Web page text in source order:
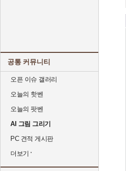
공통 커뮤니티
오픈 이슈 갤러리
오늘의 핫벤
오늘의 팟벤
AI 그림 그리기
PC 견적 게시판
더보기